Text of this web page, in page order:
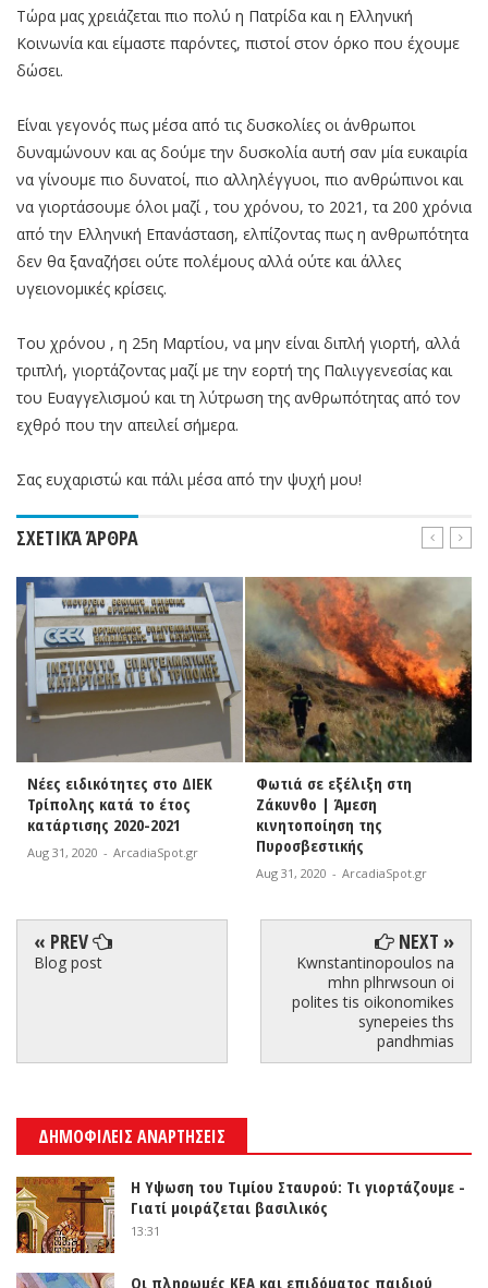
Τώρα μας χρειάζεται πιο πολύ η Πατρίδα και η Ελληνική
Κοινωνία και είμαστε παρόντες, πιστοί στον όρκο που έχουμε
δώσει.
Είναι γεγονός πως μέσα από τις δυσκολίες οι άνθρωποι
δυναμώνουν και ας δούμε την δυσκολία αυτή σαν μία ευκαιρία
να γίνουμε πιο δυνατοί, πιο αλληλέγγυοι, πιο ανθρώπινοι και
να γιορτάσουμε όλοι μαζί , του χρόνου, το 2021, τα 200 χρόνια
από την Ελληνική Επανάσταση, ελπίζοντας πως η ανθρωπότητα
δεν θα ξαναζήσει ούτε πολέμους αλλά ούτε και άλλες
υγειονομικές κρίσεις.
Του χρόνου , η 25η Μαρτίου, να μην είναι διπλή γιορτή, αλλά
τριπλή, γιορτάζοντας μαζί με την εορτή της Παλιγγενεσίας και
του Ευαγγελισμού και τη λύτρωση της ανθρωπότητας από τον
εχθρό που την απειλεί σήμερα.
Σας ευχαριστώ και πάλι μέσα από την ψυχή μου!
ΣΧΕΤΙΚΆ ΆΡΘΡΑ
Νέες ειδικότητες στο ΔΙΕΚ
Τρίπολης κατά το έτος
κατάρτισης 2020-2021
Aug 31, 2020 - ArcadiaSpot.gr
Φωτιά σε εξέλιξη στη
Ζάκυνθο | Άμεση
κινητοποίηση της
Πυροσβεστικής
Aug 31, 2020 - ArcadiaSpot.gr
« PREV
Blog post
NEXT »
Kwnstantinopoulos na
mhn plhrwsoun oi
polites tis oikonomikes
synepeies ths
pandhmias
ΔΗΜΟΦΙΛΕΙΣ ΑΝΑΡΤΗΣΕΙΣ
Η Υψωση του Τιμίου Σταυρού: Τι γιορτάζουμε -
Γιατί μοιράζεται βασιλικός
13:31
Οι πληρωμές ΚΕΑ και επιδόματος παιδιού